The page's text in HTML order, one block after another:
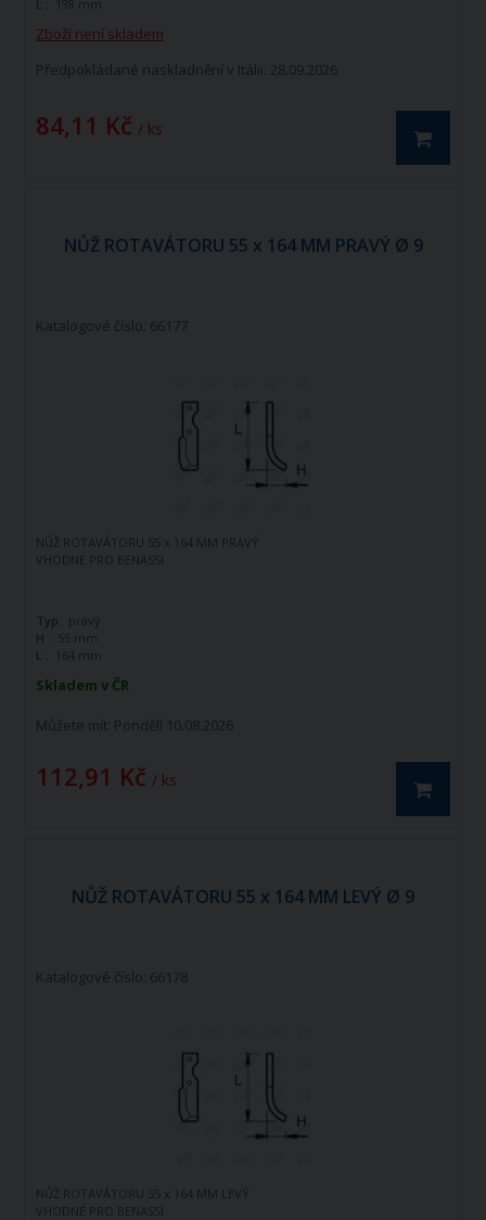
Zboží není skladem
Předpokládané naskladnění v Itálii: 28.09.2026
84,11 Kč / ks
L :
198 mm
NŮŽ ROTAVÁTORU 55 x 164 MM PRAVÝ Ø 9
Katalogové číslo: 66177
Skladem v ČR
Můžete mít: Pondělí 10.08.2026
112,91 Kč / ks
NŮŽ ROTAVÁTORU 55 x 164 MM PRAVÝ
VHODNÉ PRO BENASSI
Typ: pravý
H :
55 mm
L :
164 mm
NŮŽ ROTAVÁTORU 55 x 164 MM LEVÝ Ø 9
Katalogové číslo: 66178
NŮŽ ROTAVÁTORU 55 x 164 MM LEVÝ
VHODNÉ PRO BENASSI